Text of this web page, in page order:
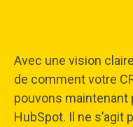
Avec une vision
de comment votre
pouvons maintenant
HubSpot. Il ne